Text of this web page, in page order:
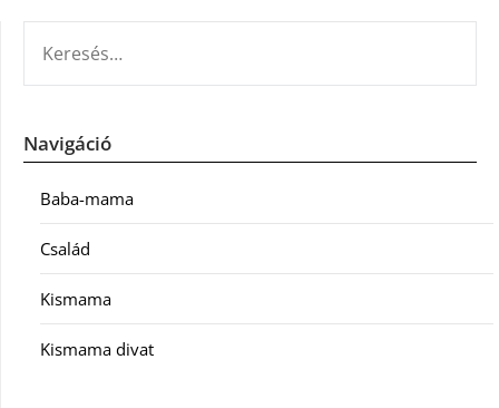
Navigáció
Baba-mama
Család
Kismama
Kismama divat